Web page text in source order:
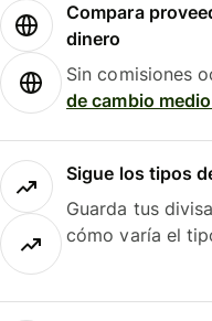
Compara
dinero
Sin comisiones
de cambio
Sigue los tipos
Guarda tus
cómo varía el